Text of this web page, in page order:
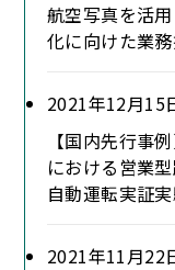
航空写真を活
化に向けた業務
2021年12月15
【国内先行事
における営業
自動運転実証
2021年11月22